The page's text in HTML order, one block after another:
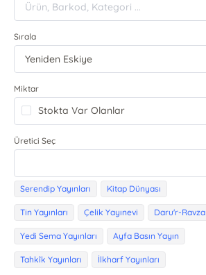
Sırala
Miktar
Stokta Var Olanlar
Üretici Seç
Serendip Yayınları Kitap Dünyası
Tin Yayınları Çelik Yayınevi Daru'r-Ravza
Yedi Sema Yayınları Ayfa Basın Yayın
Tahkîk Yayınları İlkharf Yayınları